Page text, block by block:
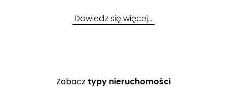
Dowiedz się więcej…
Zobacz typy nieruchomości